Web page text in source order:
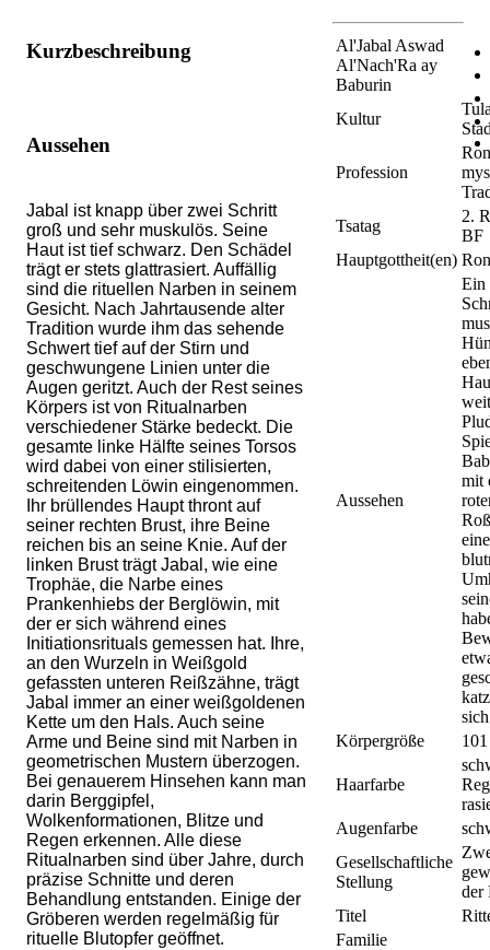
Al'Jabal Aswad
Al'Nach'Ra ay
Baburin
Kultur
Profession
Tsatag
2.
BF
Hauptgottheit(en)
Aussehen
Ein
mit
Körpergröße
Haarfarbe
Augenfarbe
Gesellschaftliche
Stellung
der
Titel
Familie
Kurzbeschreibung
Aussehen
Jabal ist knapp über zwei Schritt
groß und sehr muskulös. Seine
Haut ist tief schwarz. Den Schädel
trägt er stets glattrasiert. Auffällig
sind die rituellen Narben in seinem
Gesicht. Nach Jahrtausende alter
Tradition wurde ihm das sehende
Schwert tief auf der Stirn und
geschwungene Linien unter die
Augen geritzt. Auch der Rest seines
Körpers ist von Ritualnarben
verschiedener Stärke bedeckt. Die
gesamte linke Hälfte seines Torsos
wird dabei von einer stilisierten,
schreitenden Löwin eingenommen.
Ihr brüllendes Haupt thront auf
seiner rechten Brust, ihre Beine
reichen bis an seine Knie. Auf der
linken Brust trägt Jabal, wie eine
Trophäe, die Narbe eines
Prankenhiebs der Berglöwin, mit
der er sich während eines
Initiationsrituals gemessen hat. Ihre,
an den Wurzeln in Weißgold
gefassten unteren Reißzähne, trägt
Jabal immer an einer weißgoldenen
Kette um den Hals. Auch seine
Arme und Beine sind mit Narben in
geometrischen Mustern überzogen.
Bei genauerem Hinsehen kann man
darin Berggipfel,
Wolkenformationen, Blitze und
Regen erkennen. Alle diese
Ritualnarben sind über Jahre, durch
präzise Schnitte und deren
Behandlung entstanden. Einige der
Gröberen werden regelmäßig für
rituelle Blutopfer geöffnet.